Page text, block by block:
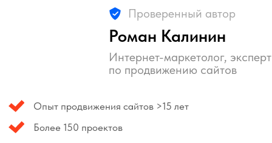
по продвижению сайтов
Опыт продвижения сайтов >15 лет
Поделиться
Задать вопрос эксперту